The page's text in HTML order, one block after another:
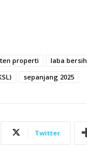
properti laba bersih
sepanjang 2025
Twitter